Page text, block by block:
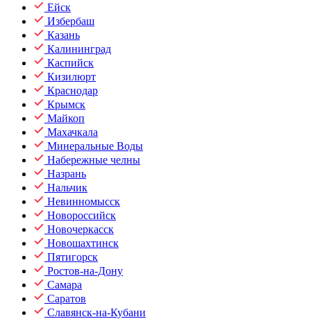
Ейск
Избербаш
Казань
Калининград
Каспийск
Кизилюрт
Краснодар
Крымск
Майкоп
Махачкала
Минеральные Воды
Набережные челны
Назрань
Нальчик
Невинномысск
Новороссийск
Новочеркасск
Новошахтинск
Пятигорск
Ростов-на-Дону
Самара
Саратов
Славянск-на-Кубани